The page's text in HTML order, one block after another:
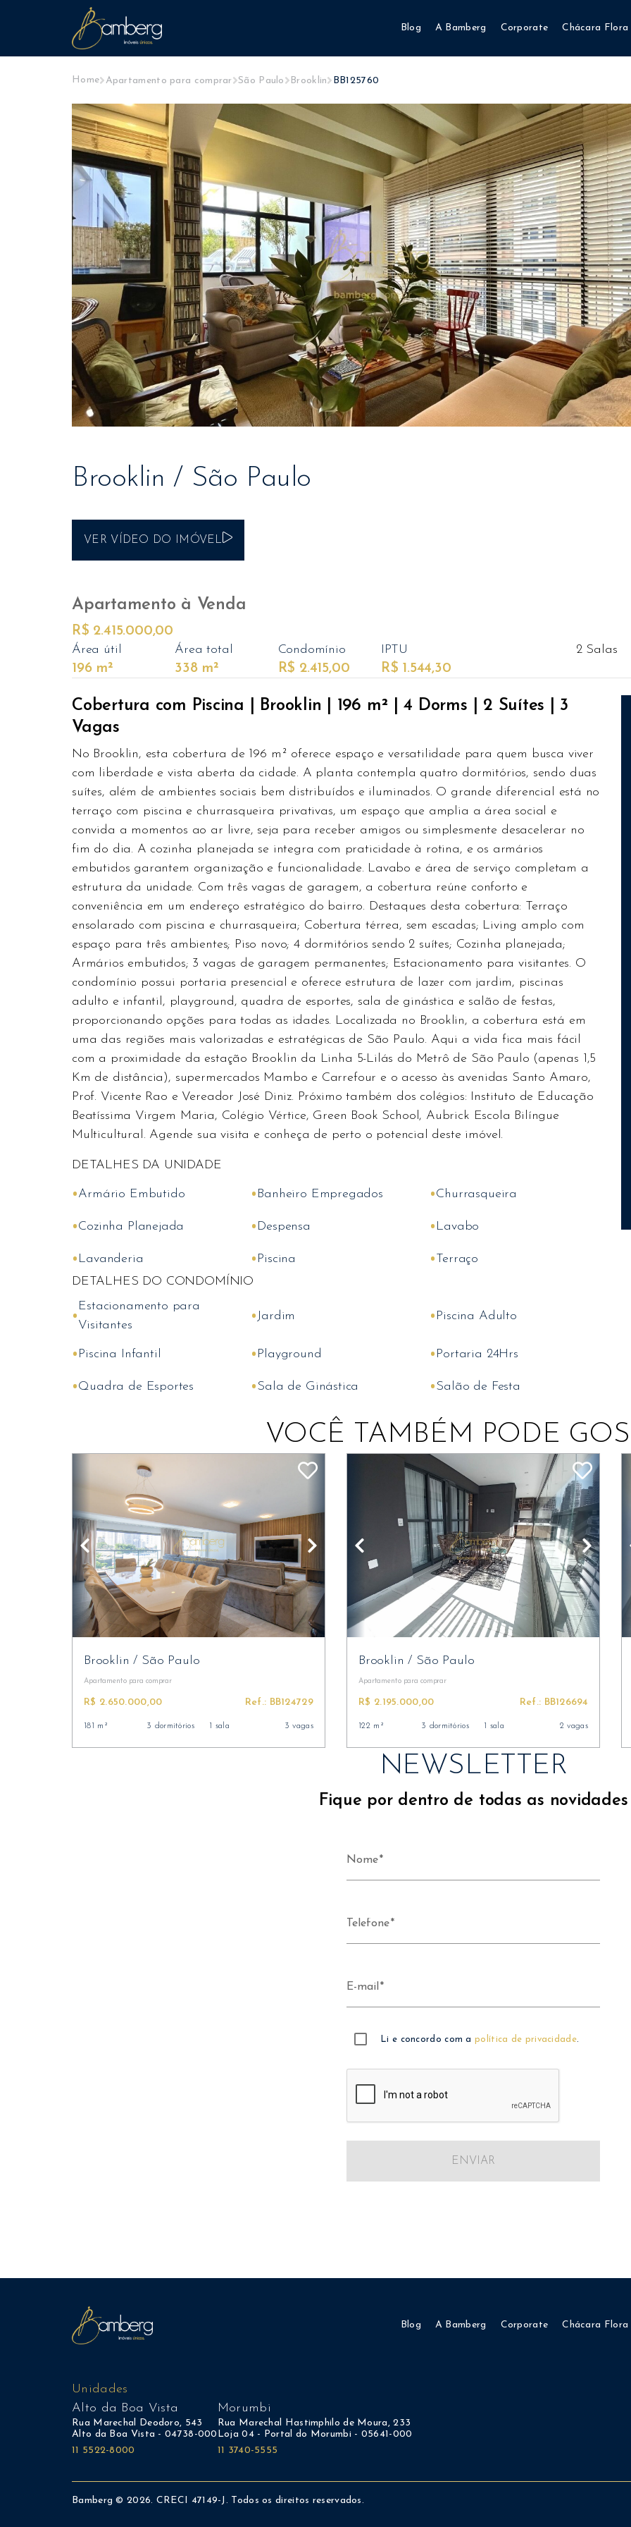
Blog A Bamberg Corporate Chácara Flora
Home Apartamento para comprar São Paulo Brooklin BB125760
Brooklin / São Paulo
VER VÍDEO DO IMÓVEL
Apartamento à Venda
R$ 2.415.000,00
Área útil
196 m²
Área total
338 m²
Condomínio
R$ 2.415,00
IPTU
R$ 1.544,30
2 Salas
Cobertura com Piscina | Brooklin | 196 m² | 4 Dorms | 2 Suítes | 3
Vagas
No Brooklin, esta cobertura de 196 m² oferece espaço e versatilidade para quem busca viver
com liberdade e vista aberta da cidade. A planta contempla quatro dormitórios, sendo duas
suítes, além de ambientes sociais bem distribuídos e iluminados. O grande diferencial está no
terraço com piscina e churrasqueira privativas, um espaço que amplia a área social e
convida a momentos ao ar livre, seja para receber amigos ou simplesmente desacelerar no
fim do dia. A cozinha planejada se integra com praticidade à rotina, e os armários
embutidos garantem organização e funcionalidade. Lavabo e área de serviço completam a
estrutura da unidade. Com três vagas de garagem, a cobertura reúne conforto e
conveniência em um endereço estratégico do bairro. Destaques desta cobertura: Terraço
ensolarado com piscina e churrasqueira; Cobertura térrea, sem escadas; Living amplo com
espaço para três ambientes; Piso novo; 4 dormitórios sendo 2 suítes; Cozinha planejada;
Armários embutidos; 3 vagas de garagem permanentes; Estacionamento para visitantes. O
condomínio possui portaria presencial e oferece estrutura de lazer com jardim, piscinas
adulto e infantil, playground, quadra de esportes, sala de ginástica e salão de festas,
proporcionando opções para todas as idades. Localizada no Brooklin, a cobertura está em
uma das regiões mais valorizadas e estratégicas de São Paulo. Aqui a vida fica mais fácil
com a proximidade da estação Brooklin da Linha 5-Lilás do Metrô de São Paulo (apenas 1,5
Km de distância), supermercados Mambo e Carrefour e o acesso às avenidas Santo Amaro,
Prof. Vicente Rao e Vereador José Diniz. Próximo também dos colégios: Instituto de Educação
Beatíssima Virgem Maria, Colégio Vértice, Green Book School, Aubrick Escola Bilíngue
Multicultural. Agende sua visita e conheça de perto o potencial deste imóvel.
DETALHES DA UNIDADE
•Armário Embutido • Banheiro Empregados •Churrasqueira
•Cozinha Planejada • Despensa • Lavabo
• Lavanderia • Piscina •Terraço
DETALHES DO CONDOMÍNIO
• Estacionamento para
Visitantes
• Jardim • Piscina Adulto
• Piscina Infantil • Playground • Portaria 24Hrs
•Quadra de Esportes •Sala de Ginástica •Salão de Festa
VOCÊ TAMBÉM PODE
Brooklin/ São Paulo
Apartamento para comprar
R$ 2.650.000,00 Ref.: BB124729
181 m² 3 dormitórios 1 sala 3 vagas
Brooklin/ São Paulo
Apartamento para comprar
R$ 2.195.000,00 Ref.: BB126694
122 m² 3 dormitórios 1 sala 2 vagas
NEWSLETTER
Fique por dentro de todas as novidades
Nome
Telefone
E-mail
Li e concordo com apolítica de privacidade.
ENVIAR
Blog A Bamberg Corporate Chácara Flora
Unidades
Alto da Boa Vista
Rua Marechal Deodoro, 543
Alto da Boa Vista - 04738-000
11 5522-8000
Morumbi
Rua Marechal Hastimphilo de Moura, 233
Loja 04 - Portal do Morumbi - 05641-000
11 3740-5555
Bamberg © 2026. CRECI 47149-J. Todos os direitos reservados.